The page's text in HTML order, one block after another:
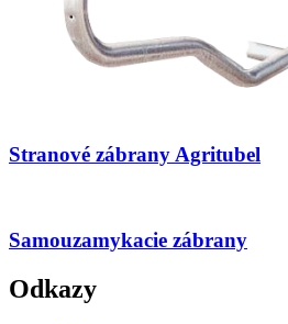
Stranové zábrany Agritubel
Samouzamykacie zábrany
Odkazy